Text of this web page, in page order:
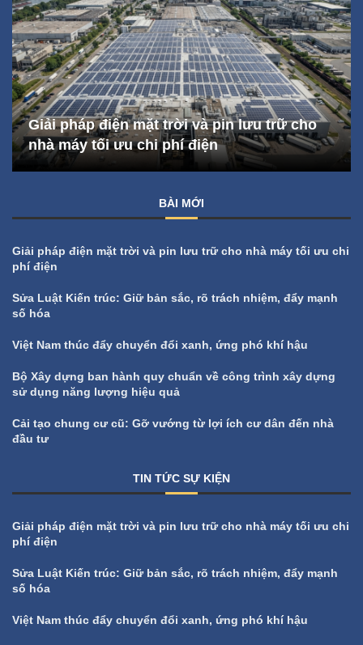
Giải pháp điện mặt trời và pin lưu trữ cho
nhà máy tối ưu chi phí điện
BÀI MỚI
Giải pháp điện mặt trời và pin lưu trữ cho nhà máy tối ưu chi
phí điện
Sửa Luật Kiến trúc: Giữ bản sắc, rõ trách nhiệm, đẩy mạnh
số hóa
Việt Nam thúc đẩy chuyển đổi xanh, ứng phó khí hậu
Bộ Xây dựng ban hành quy chuẩn về công trình xây dựng
sử dụng năng lượng hiệu quả
Cải tạo chung cư cũ: Gỡ vướng từ lợi ích cư dân đến nhà
đầu tư
TIN TỨC SỰ KIỆN
Giải pháp điện mặt trời và pin lưu trữ cho nhà máy tối ưu chi
phí điện
Sửa Luật Kiến trúc: Giữ bản sắc, rõ trách nhiệm, đẩy mạnh
số hóa
Việt Nam thúc đẩy chuyển đổi xanh, ứng phó khí hậu